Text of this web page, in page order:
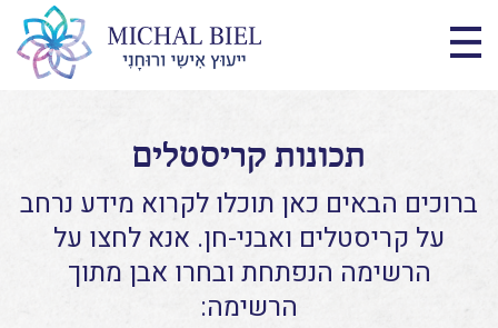
תכונות קריסטלים
ברוכים הבאים כאן תוכלו לקרוא מידע נרחב
על קריסטלים ואבני-חן. אנא לחצו על
הרשימה הנפתחת ובחרו אבן מתוך
הרשימה: